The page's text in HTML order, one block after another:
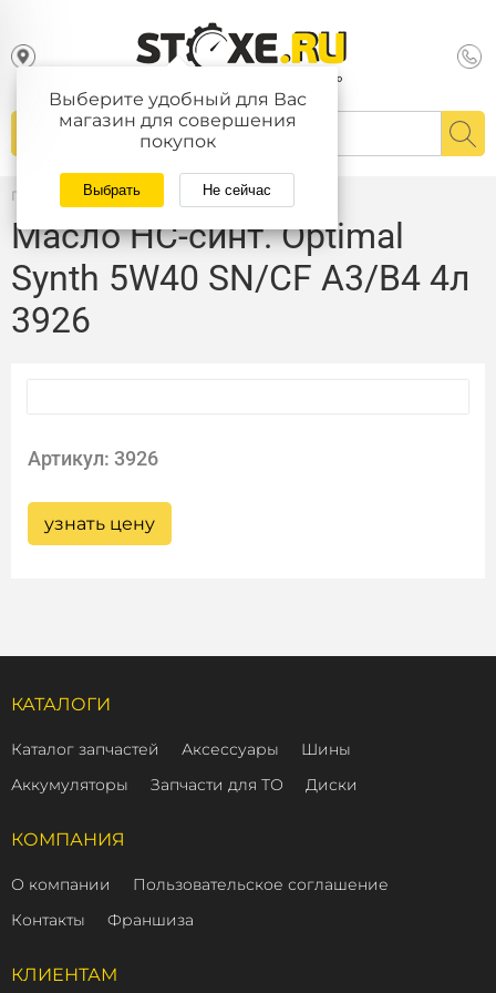
Выберите удобный для Вас
магазин для совершения
покупок
Выбрать Не сейчас
Главная / Каталог
Масло HC-синт. Optimal
Synth 5W40 SN/CF A3/B4 4л
3926
Артикул: 3926
узнать цену
КАТАЛОГИ
Каталог запчастей Аксессуары
Шины
Аккумуляторы
Запчасти для ТО Диски
КОМПАНИЯ
О компании
Пользовательское соглашение
Контакты
Франшиза
КЛИЕНТАМ